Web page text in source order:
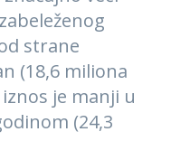
strane
(18,6 miliona
je manji u
(24,3